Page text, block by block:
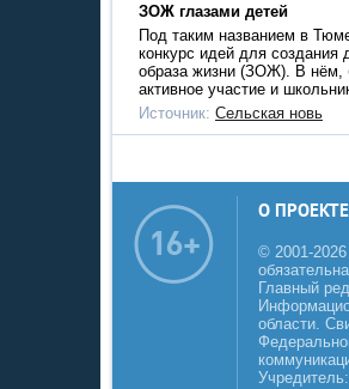
ЗОЖ глазами детей
Под таким названием в
конкурс идей для создания
образа жизни (ЗОЖ). В нём,
активное участие и
Источник: Сельская новь
О ПРОЕКТЕ
© 2001-
Главный
области.